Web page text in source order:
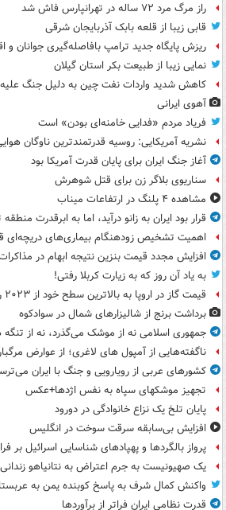
راز مرگ مرد ۷۲ ساله در تهرانپارس فاش شد
قابی زیبا از قلعه بابک آذربایجان شرقی
ریزش پایگاه جدید ترامپ بافاصله‌گیری جوانان و
نمایی زیبا از طبیعت بکر استان گیلان
کاهش شدید واردات نفت چین به دلیل جنگ علیه
آهوی ایرانی
فریاد مردم «فدایی خامنه‌ای بودن» است
نشریه آمریکایی: روسیه قدرتمندترین ناوگان
آغاز جنگ ایران برای پایان قدرت آمریکا بود
سناریوی بلاگر زن برای قتل شوهرش
مشاهده ۴ پلنگ در ارتفاعات میناب
قرار بود ایران به زانو درآید، اما به ابرقدرت
اهمیت تشخیص زودهنگام بیماری‌های دریچه‌ای
افزایش مجدد قیمت بنزین نتیجه ابهام در
به یاد آن روز که به زیارت کربلا رفتی!
قیمت گاز در اروپا به بالاترین سطح خود از ۲۰۲۳ رسید
برداشت برنج از شالیزارهای شمال در سوادکوه
جمهوری اسلامی نه از موشک می‌گذرد، نه از تنگه
ناگفته‌هایی از آمپول های لاغری؛ از عوارض
کشورهای عربی از رویارویی و جنگ با ایران
تجهیز موشکهای سپاه به نفس اژدها+عکس
پایان تلخ یک نزاع خانوادگی در دورود
افزایش بی‌سابقه سرقت سوخت در انگلیس
پرواز بالگردها و پهپادهای شناسایی اسرائیل بر
یک صهیونیست به جرم اعتراض به نتانیاهو
واکنش کمال شرف به پاسخ کوبنده یمن به
قدرت نظامی ایران فراتر از برآوردها